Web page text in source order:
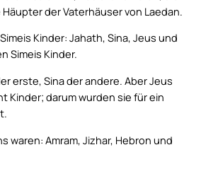
der Vaterhäuser von Laedan.
Kinder: Jahath, Sina, Jeus und
Simeis Kinder.
erste, Sina der andere. Aber Jeus
Kinder; darum wurden sie für ein
waren: Amram, Jizhar, Hebron und